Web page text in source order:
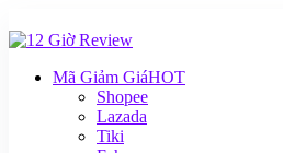
Mã Giảm GiáHOT
Shopee
Lazada
Tiki